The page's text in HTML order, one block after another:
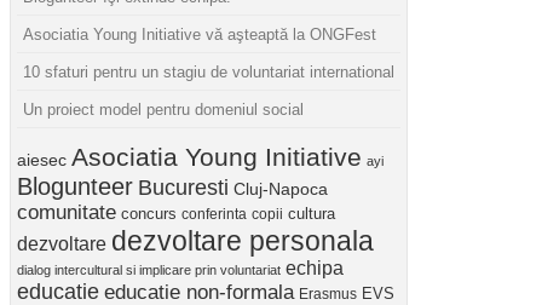
Asociatia Young Initiative vă aşteaptă la ONGFest
10 sfaturi pentru un stagiu de voluntariat international
Un proiect model pentru domeniul social
aiesec Asociatia Young Initiative ayi
Blogunteer Bucuresti Cluj-Napoca
comunitate concurs conferinta copii cultura
dezvoltare dezvoltare personala
dialog intercultural si implicare prin voluntariat echipa
educatie educatie non-formala Erasmus EVS